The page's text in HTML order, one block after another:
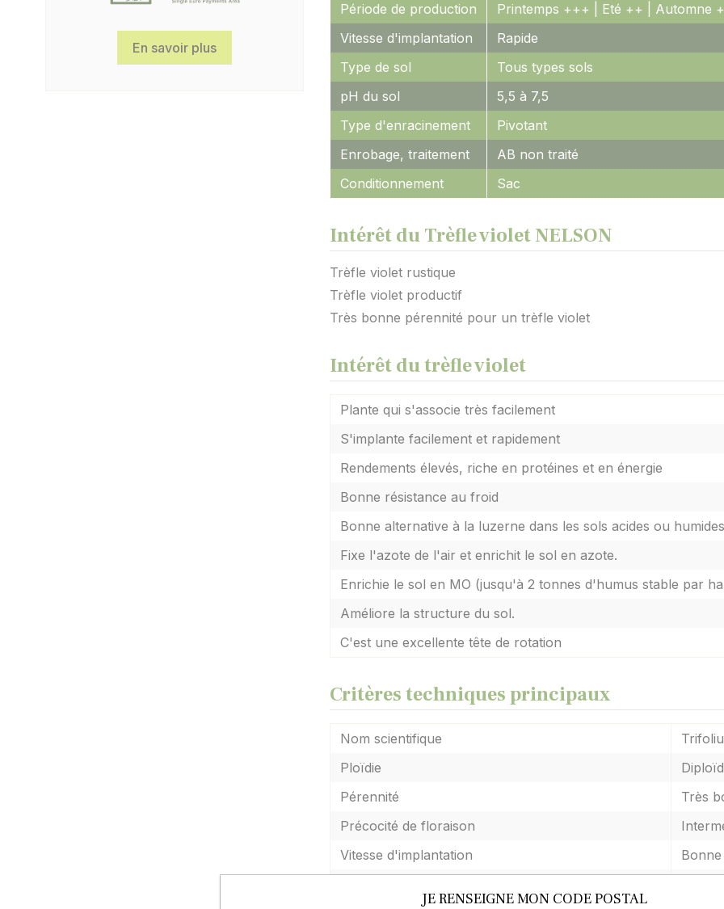
En savoir plus
Période de production
Printemps +++ | Eté ++ | Automne
Vitesse d'implantation
Rapide
Type de sol
Tous types sols
pH du sol
5,5 à 7,5
Type d'enracinement
Pivotant
Enrobage, traitement
AB non traité
Conditionnement
Sac
Intérêt du Trèfle violet NELSON
Trèfle violet rustique
Trèfle violet productif
Très bonne pérennité pour un trèfle violet
Intérêt du trèfle violet
Plante qui s'associe très facilement
S'implante facilement et rapidement
Rendements élevés, riche en protéines et en énergie
Bonne résistance au froid
Bonne alternative à la luzerne dans les sols acides ou humides
Fixe l'azote de l'air et enrichit le sol en azote.
Enrichie le sol en MO (jusqu'à 2 tonnes d'humus stable par
Améliore la structure du sol.
C'est une excellente tête de rotation
Critères techniques principaux
Nom scientifique
Ploïdie
Pérennité
Très
Précocité de floraison
Vitesse d'implantation
Bonne
JE RENSEIGNE MON CODE POSTAL